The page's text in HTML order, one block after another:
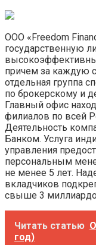
ООО «Freedom
государственную
причем за каждую
отдельная группа
по брокерскому и
Главный офис
филиалов по всей
Деятельность
Банком. Услуга
управления
персональным
не менее 5 лет.
вкладчиков
свыше 3
Читать статью
год)